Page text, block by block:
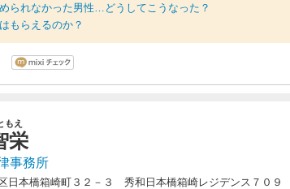
られなかった男性…どうしてこうなった？
もらえるのか？
栄
もえ
事務所
日本橋箱崎町３２－３ 秀和日本橋箱崎レジデンス７０９